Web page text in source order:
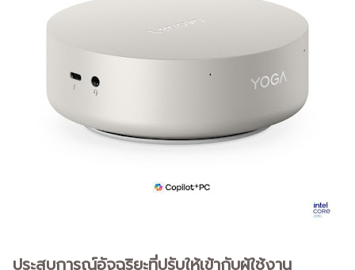
ประสบการณ์อัจฉริยะที่ปรับให้เข้ากับผู้ใช้งาน